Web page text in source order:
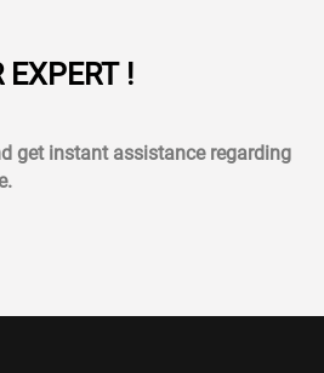
EXPERT !
get instant assistance regarding